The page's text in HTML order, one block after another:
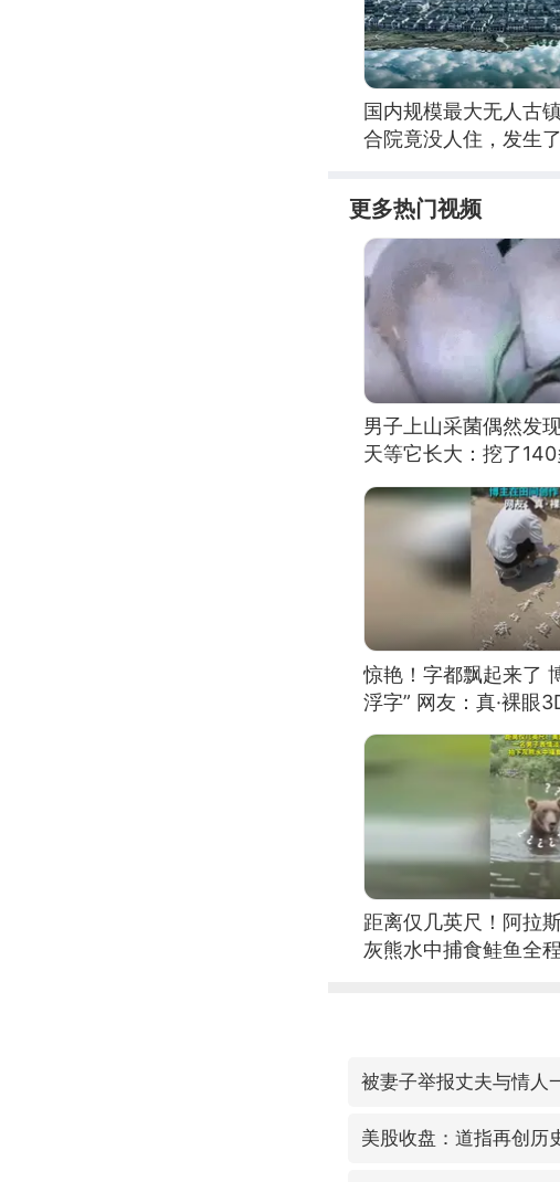
国内规模最大无人古
合院竟没人住，发生
更多热门视频
男子上山采菌偶然发
天等它长大：挖了
惊艳！字都飘起来了
浮字” 网友：真·裸眼
距离仅几英尺！阿拉
灰熊水中捕食鲑鱼全程
被妻子举报丈夫与情人
美股收盘：道指再创历